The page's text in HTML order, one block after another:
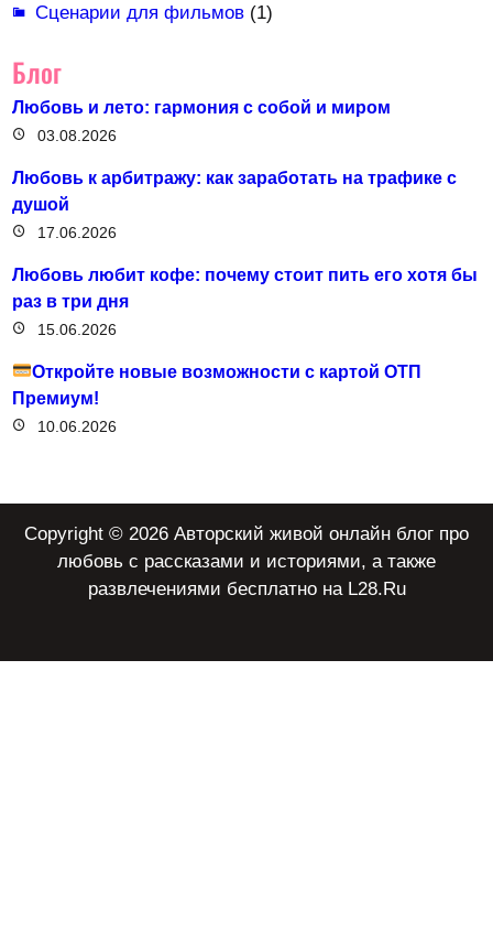
Сценарии для фильмов(1)
Блог
Любовь и лето: гармония с собой и миром
03.08.2026
Любовь к арбитражу: как заработать на трафике с
душой
17.06.2026
Любовь любит кофе: почему стоит пить его хотя бы
раз в три дня
15.06.2026
Откройте новые возможности с картой ОТП
Премиум!
10.06.2026
Copyright © 2026 Авторский живой онлайн блог про
любовь с рассказами и историями, а также
развлечениями бесплатно на L28.Ru